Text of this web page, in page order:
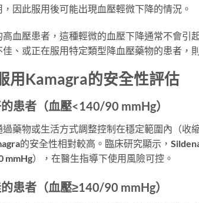
因此服用後可能出現血壓輕微下降的情況。
血壓患者，這種輕微的血壓下降通常不會引
、或正在服用特定類型降血壓藥物的患者，
用Kamagra的安全性評估
患者（血壓<140/90 mmHg）
藥物或生活方式調整控制在穩定範圍內（收
的安全性相對較高。臨床研究顯示，
mmHg），在醫生指導下使用風險可控。
患者（血壓≥140/90 mmHg）